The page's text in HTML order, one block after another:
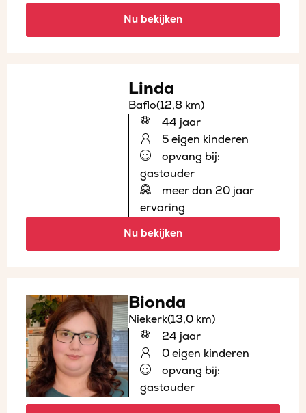
Nu bekijken
Linda
Baflo(12,8 km)
44 jaar
5 eigen kinderen
opvang bij:
gastouder
meer dan 20 jaar
ervaring
Nu bekijken
Bionda
Niekerk(13,0 km)
24 jaar
0 eigen kinderen
opvang bij:
gastouder